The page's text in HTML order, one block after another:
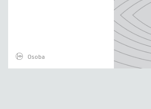
Osoba